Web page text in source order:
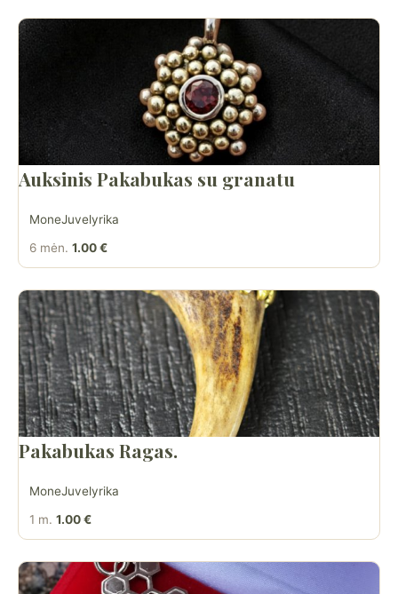
Auksinis Pakabukas su granatu
MoneJuvelyrika
6 mėn. 1.00 €
Pakabukas Ragas.
MoneJuvelyrika
1 m. 1.00 €